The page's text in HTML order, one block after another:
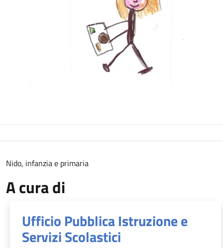
Descrizione
Nido, infanzia e primaria
A cura di
Ufficio Pubblica Istruzione e
Servizi Scolastici